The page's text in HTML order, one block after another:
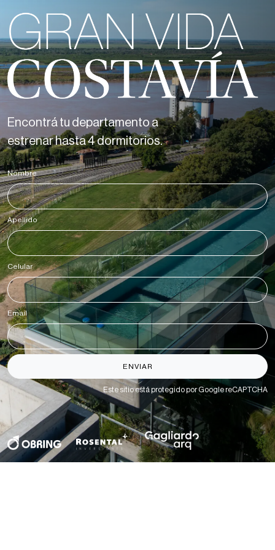
Encontrá tu departamento a
estrenar hasta 4 dormitorios.
Nombre*
Apellido *
Celular*
Email *
ENVIAR
Este sitio está protegido por Google reCAPTCHA